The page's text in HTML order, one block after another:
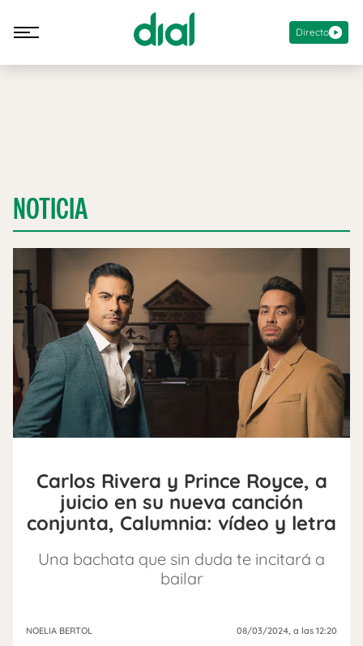
Directo
NOTICIA
Carlos Rivera y Prince Royce, a
juicio en su nueva canción
conjunta, Calumnia: vídeo y letra
Una bachata que sin duda te incitará a
bailar
NOELIA BERTOL 08/03/2024, a las 12:20